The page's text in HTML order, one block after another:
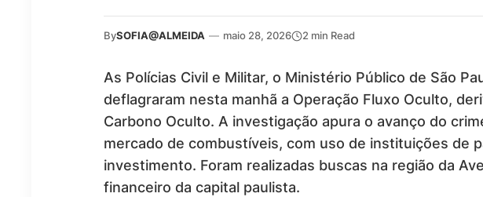
BySOFIA@ALMEIDA — maio 28, 2026 2 min Read
As Polícias Civil e Militar, o Ministério Público de São
deflagraram nesta manhã a Operação Fluxo Oculto,
Carbono Oculto. A investigação apura o avanço do
mercado de combustíveis, com uso de instituições de
investimento. Foram realizadas buscas na região da
financeiro da capital paulista.